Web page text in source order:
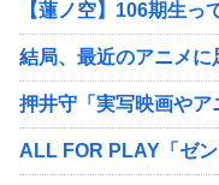
【蓮ノ空】106期生
結局、最近のアニメ
押井守「実写映画や
ALL FOR PLAY「ゼ